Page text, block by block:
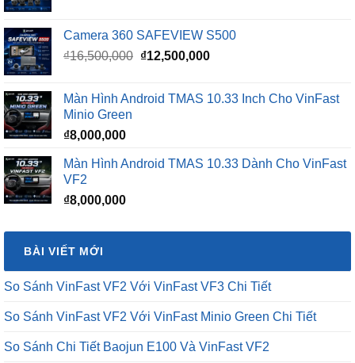
Camera 360 SAFEVIEW S500
₫16,500,000 Giá
₫16,500,000.
₫12,500,000Giá
là:
Màn Hình Android TMAS 10.33 Inch Cho VinFast
Minio Green
₫8,000,000
Màn Hình Android TMAS 10.33 Dành Cho VinFast
VF2
₫8,000,000
BÀI VIẾT MỚI
So Sánh VinFast VF2 Với VinFast VF3 Chi Tiết
So Sánh VinFast VF2 Với VinFast Minio Green Chi Tiết
So Sánh Chi Tiết Baojun E100 Và VinFast VF2